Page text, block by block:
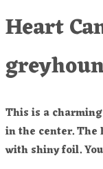
Heart
This is a
in the center.
with shiny foil.